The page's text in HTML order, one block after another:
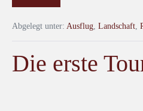
Abgelegt unter: Ausflug, Landschaft,
Die erste